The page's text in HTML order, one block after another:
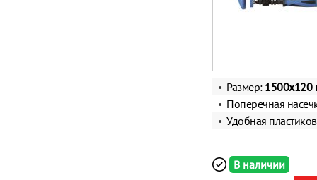
Размер: 1500x120
Поперечная
Удобная
В наличии